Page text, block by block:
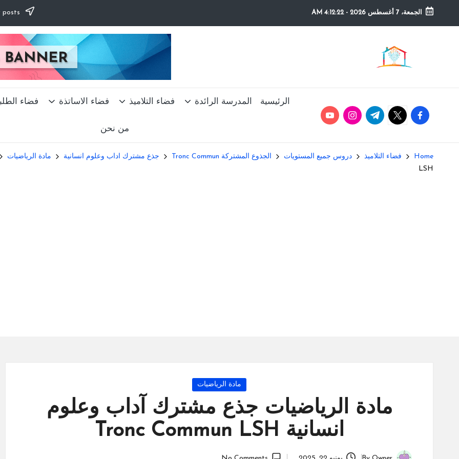
Skip
الجمعة، 7 أغسطس 2026 -
4:12:23 AM
م
ع
التعليم
الصريح
facebook.com
twitter.com
t.me
instagram.com
youtube.com
الرئيسية المدرسة الرائدة فضاء التلاميذ فضاء الاساتذة فضاء
من نحن
Home فضاء التلاميذ دروس جميع المستويات الجذوع المشتركة Tronc Commun جذع مشترك اداب وعلوم انسانية مادة الرياضيات
LSH
Posted
مادة الرياضيات
مادة الرياضيات جذع مشترك آداب وعلوم
انسانية Tronc Commun LSH